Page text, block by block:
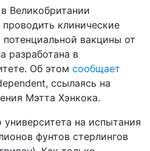
Великобритании
клинические
вакцины от
разработана в
Об этом сообщает
ссылаясь на
Мэтта Хэнкока.
на испытания
фунтов стерлингов